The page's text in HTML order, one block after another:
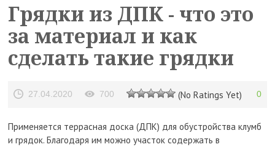
Грядки из ДПК - что это
за материал и как
сделать такие грядки
27.04.2020 700 (No Ratings Yet) 0
Применяется террасная доска (ДПК) для обустройства клумб
и грядок. Благодаря им можно участок содержать в